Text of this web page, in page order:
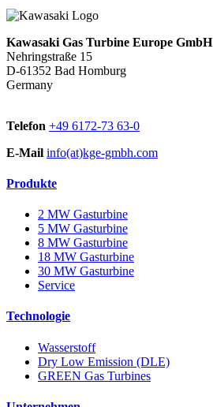
Kawasaki Gas Turbine Europe GmbH
Nehringstraße 15
D-61352 Bad Homburg
Germany
Telefon +49 6172-73 63-0
E-Mail info(at)kge-gmbh.com
Produkte
2 MW Gasturbine
5 MW Gasturbine
8 MW Gasturbine
18 MW Gasturbine
30 MW Gasturbine
Service
Technologie
Wasserstoff
Dry Low Emission (DLE)
GREEN Gas Turbines